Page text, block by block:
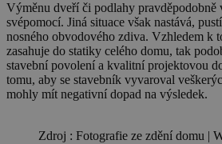
Výměnu dveří či podlahy pravděpodobně
svépomocí. Jiná situace však nastává,
nosného obvodového zdiva. Vzhledem k
zasahuje do statiky celého domu, tak
stavební povolení a kvalitní projektovou
tomu, aby se stavebník vyvaroval
mohly mít negativní dopad na výsledek.
Zdroj : Fotografie ze zdění domu |